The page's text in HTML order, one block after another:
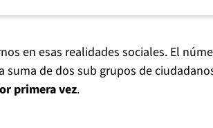
en esas realidades sociales. El
suma de dos sub grupos de
primera vez.